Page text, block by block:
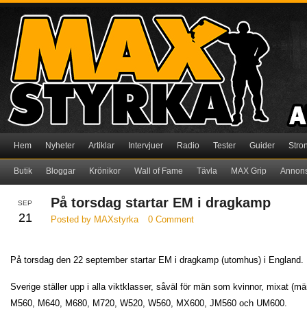
Hem Nyheter Artiklar Intervjuer Radio Tester Guider
Butik Bloggar Krönikor Wall of Fame Tävla MAX Grip
SEP
21
På torsdag startar EM i dragkamp
Posted by MAXstyrka 0 Comment
På torsdag den 22 september startar EM i dragkamp (utomhus) i England.
Sverige ställer upp i alla viktklasser, såväl för män som kvinnor, mixat
M560, M640, M680, M720, W520, W560, MX600, JM560 och UM600.